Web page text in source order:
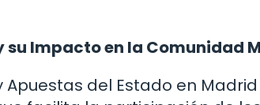
Impacto en la Comunidad
del Estado en